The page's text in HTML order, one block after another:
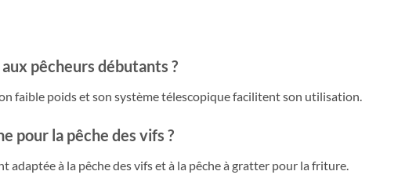
pêcheurs débutants ?
faible poids et son système télescopique facilitent son utilisation.
pour la pêche des vifs ?
adaptée à la pêche des vifs et à la pêche à gratter pour la friture.